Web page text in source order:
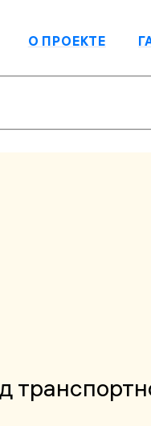
О ПРОЕКТЕ